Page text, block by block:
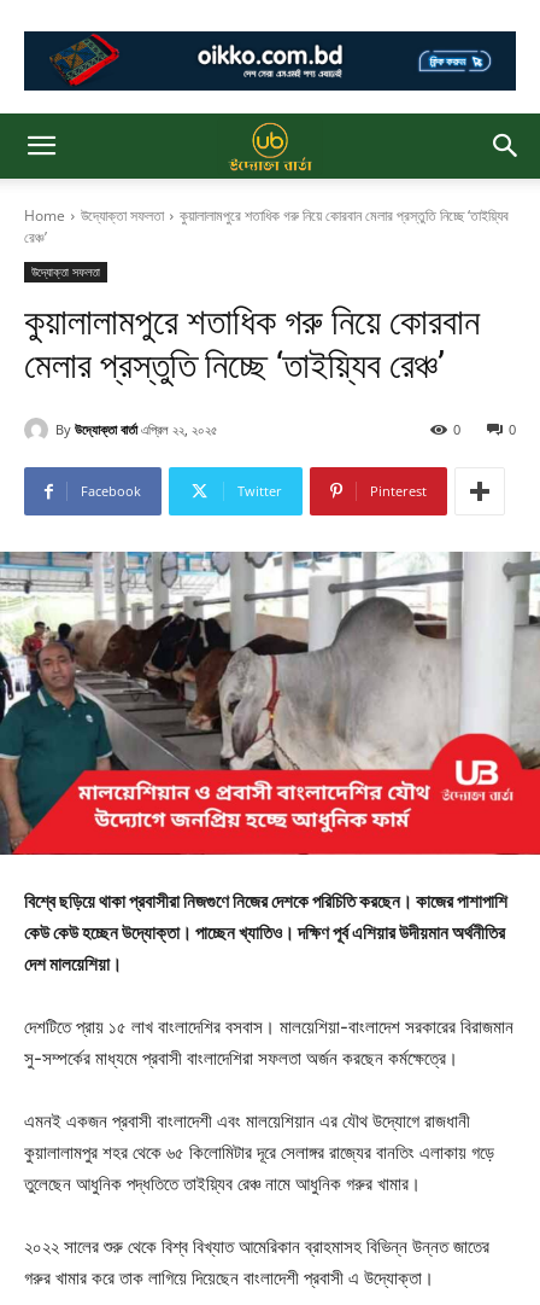
Home উদ্যোক্তা সফলতা
কুয়ালালামপুরে শতাধিক গরু নিয়ে কোরবান মেলার প্রস্তুতি নিচ্ছে ‘তাইয়্যিব
রেঞ্চ’
উদ্যোক্তা সফলতা
কুয়ালালামপুরে শতাধিক গরু নিয়ে কোরবান
মেলার প্রস্তুতি নিচ্ছে ‘তাইয়্যিব রেঞ্চ’
By উদ্যোক্তা বার্তা এপ্রিল ২২, ২০২৫ 0
0
Facebook Twitter Pinterest
বিশ্বে ছড়িয়ে থাকা প্রবাসীরা নিজগুণে নিজের দেশকে পরিচিতি করছেন। কাজের পাশাপাশি
কেউ কেউ হচ্ছেন উদ্যোক্তা। পাচ্ছেন খ্যাতিও। দক্ষিণ পূর্ব এশিয়ার উদীয়মান অর্থনীতির
দেশ মালয়েশিয়া।
দেশটিতে প্রায় ১৫ লাখ বাংলাদেশির বসবাস। মালয়েশিয়া-বাংলাদেশ সরকারের বিরাজমান
সু-সম্পর্কের মাধ্যমে প্রবাসী বাংলাদেশিরা সফলতা অর্জন করছেন কর্মক্ষেত্রে।
এমনই একজন প্রবাসী বাংলাদেশী এবং মালয়েশিয়ান এর যৌথ উদ্যোগে রাজধানী
কুয়ালালামপুর শহর থেকে ৬৫ কিলোমিটার দূরে সেলাঙ্গর রাজ্যের বানতিং এলাকায় গড়ে
তুলেছেন আধুনিক পদ্ধতিতে তাইয়্যিব রেঞ্চ নামে আধুনিক গরুর খামার।
২০২২ সালের শুরু থেকে বিশ্ব বিখ্যাত আমেরিকান ব্রাহমাসহ বিভিন্ন উন্নত জাতের
গরুর খামার করে তাক লাগিয়ে দিয়েছেন বাংলাদেশী প্রবাসী এ উদ্যোক্তা।